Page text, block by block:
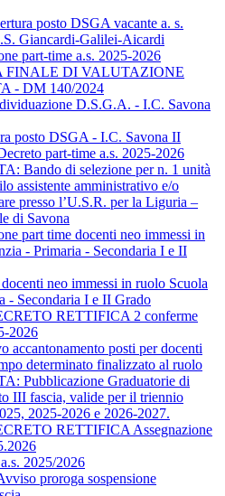
posto DSGA vacante a. s.
Giancardi-Galilei-Aicardi
part-time a.s. 2025-2026
FINALE DI VALUTAZIONE
- DM 140/2024
D.S.G.A. - I.C. Savona
posto DSGA - I.C. Savona II
part-time a.s. 2025-2026
Bando di selezione per n. 1 unità
assistente amministrativo e/o
presso l’U.S.R. per la Liguria –
di Savona
part time docenti neo immessi in
- Primaria - Secondaria I e II
neo immessi in ruolo Scuola
- Secondaria I e II Grado
RETTIFICA 2 conferme
2026
accantonamento posti per docenti
determinato finalizzato al ruolo
Pubblicazione Graduatorie di
III fascia, valide per il triennio
2025-2026 e 2026-2027.
RETTIFICA Assegnazione
2025/2026
proroga sospensione